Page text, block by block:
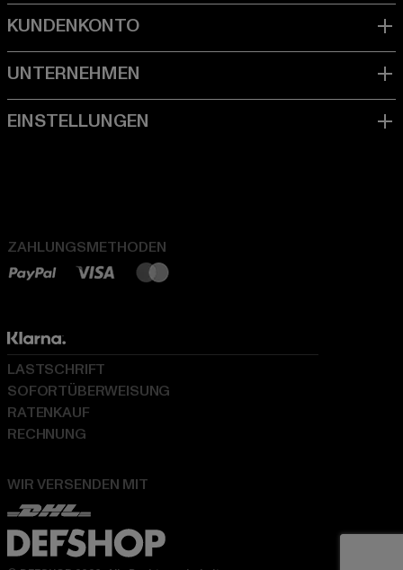
ZAHLUNGSMETHODEN
WIR VERSENDEN MIT
LASTSCHRIFT
SOFORTÜBERWEISUNG
RATENKAUF
RECHNUNG